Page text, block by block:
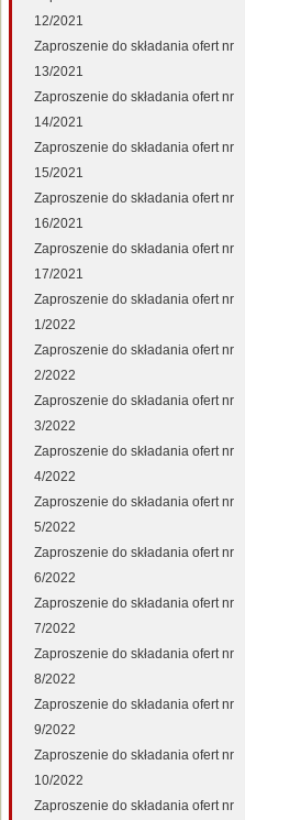
12/2021
Zaproszenie do składania ofert nr
13/2021
Zaproszenie do składania ofert nr
14/2021
Zaproszenie do składania ofert nr
15/2021
Zaproszenie do składania ofert nr
16/2021
Zaproszenie do składania ofert nr
17/2021
Zaproszenie do składania ofert nr
1/2022
Zaproszenie do składania ofert nr
2/2022
Zaproszenie do składania ofert nr
3/2022
Zaproszenie do składania ofert nr
4/2022
Zaproszenie do składania ofert nr
5/2022
Zaproszenie do składania ofert nr
6/2022
Zaproszenie do składania ofert nr
7/2022
Zaproszenie do składania ofert nr
8/2022
Zaproszenie do składania ofert nr
9/2022
Zaproszenie do składania ofert nr
10/2022
Zaproszenie do składania ofert nr